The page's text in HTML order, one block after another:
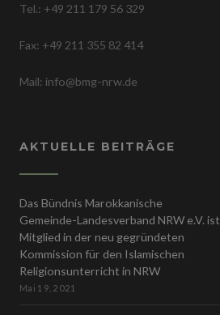
Tel.: +49 211 179 56 329
Fax: +49 211 355 82 414
Mail: info@bmg-nrw.de
AKTUELLE BEITRÄGE
Das Bündnis Marokkanische
Gemeinde-Landesverband NRW e.V. ist
Mitglied in der neu gegründeten
Kommission für den Islamischen
Religionsunterricht in NRW
Mai 19, 2021